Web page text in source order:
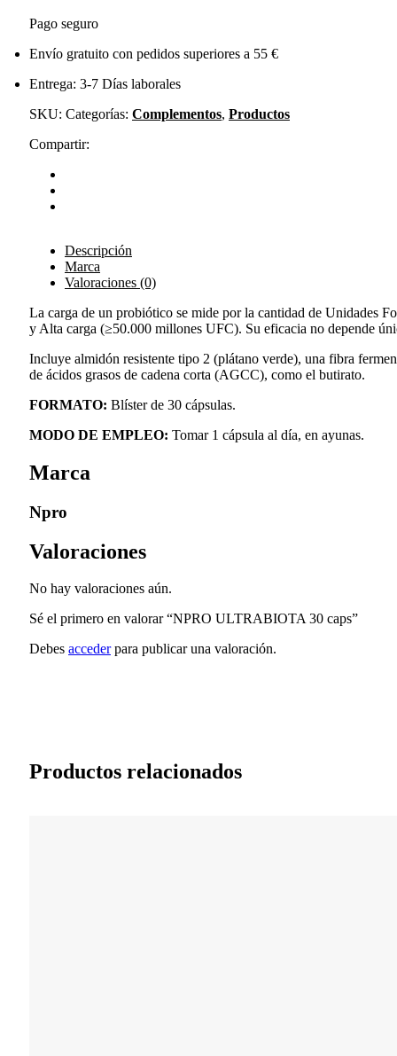
Pago seguro
Envío gratuito con pedidos superiores a 55 €
Entrega: 3-7 Días laborales
SKU: Categorías: Complementos, Productos
Compartir:
Descripción
Marca
Valoraciones (0)
La carga de un probiótico se mide por la cantidad de Unidades
y Alta carga (≥50.000 millones UFC). Su eficacia no depende
Incluye almidón resistente tipo 2 (plátano verde), una fibra
de ácidos grasos de cadena corta (AGCC), como el butirato.
FORMATO: Blíster de 30 cápsulas.
MODO DE EMPLEO: Tomar 1 cápsula al día, en ayunas.
Marca
Npro
Valoraciones
No hay valoraciones aún.
Sé el primero en valorar “NPRO ULTRABIOTA 30 caps”
Debes accederpara publicar una valoración.
Productos relacionados